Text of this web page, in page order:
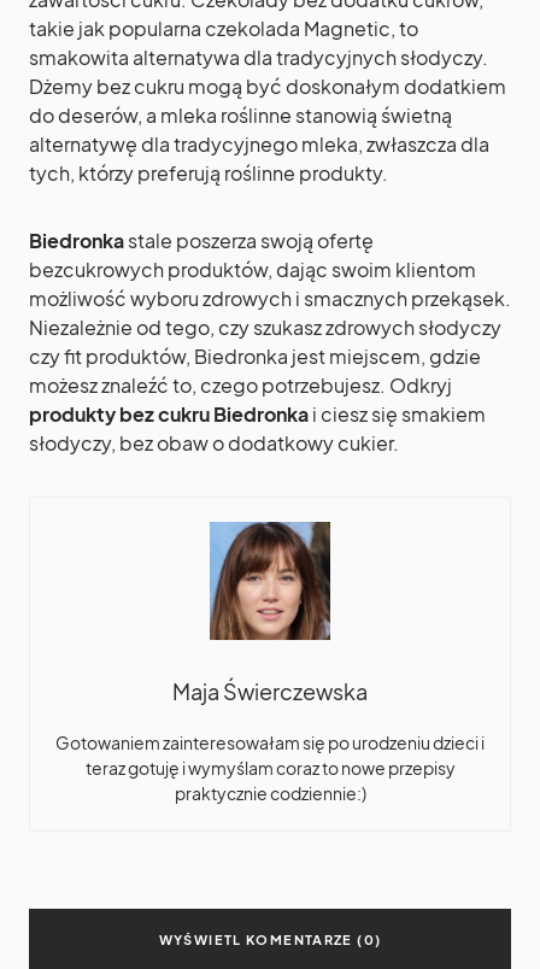
takie jak popularna czekolada Magnetic, to
smakowita alternatywa dla tradycyjnych słodyczy.
Dżemy bez cukru mogą być doskonałym dodatkiem
do deserów, a mleka roślinne stanowią świetną
alternatywę dla tradycyjnego mleka, zwłaszcza dla
tych, którzy preferują roślinne produkty.
Biedronkastale poszerza swoją ofertę
bezcukrowych produktów, dając swoim klientom
możliwość wyboru zdrowych i smacznych przekąsek.
Niezależnie od tego, czy szukasz zdrowych słodyczy
czy fit produktów, Biedronka jest miejscem, gdzie
możesz znaleźć to, czego potrzebujesz. Odkryj
produkty bez cukru Biedronkai ciesz się smakiem
słodyczy, bez obaw o dodatkowy cukier.
Maja Świerczewska
Gotowaniem zainteresowałam się po urodzeniu dzieci i
teraz gotuję i wymyślam coraz to nowe przepisy
praktycznie codziennie:)
WYŚWIETL KOMENTARZE (0)